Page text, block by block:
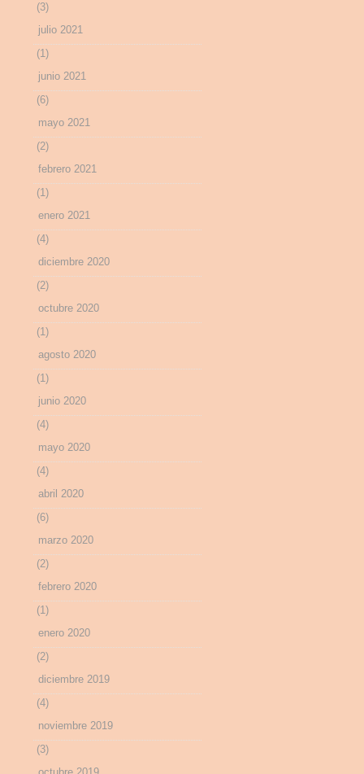
(3)
julio 2021
(1)
junio 2021
(6)
mayo 2021
(2)
febrero 2021
(1)
enero 2021
(4)
diciembre 2020
(2)
octubre 2020
(1)
agosto 2020
(1)
junio 2020
(4)
mayo 2020
(4)
abril 2020
(6)
marzo 2020
(2)
febrero 2020
(1)
enero 2020
(2)
diciembre 2019
(4)
noviembre 2019
(3)